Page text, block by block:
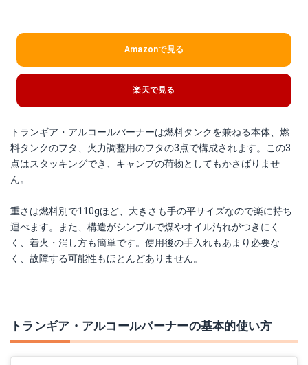
Amazonで見る
楽天で見る
トランギア・アルコールバーナーは燃料タンクを兼ねる本体、燃
料タンクのフタ、火力調整用のフタの3点で構成されます。この3
点はスタッキングでき、キャンプの荷物としてもかさばりませ
ん。
重さは燃料別で110gほど、大きさも手の平サイズなので楽に持ち
運べます。また、構造がシンプルで煤やオイル汚れがつきにく
く、着火・消し方も簡単です。使用後の手入れもあまり必要な
く、故障する可能性もほとんどありません。
トランギア・アルコールバーナーの基本的使い方